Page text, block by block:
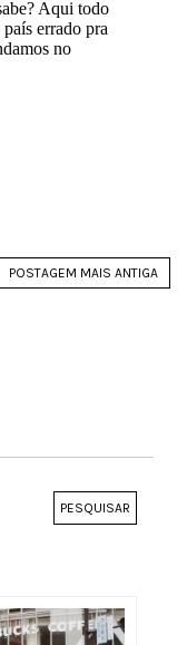
POSTAGEM MAIS ANTIGA